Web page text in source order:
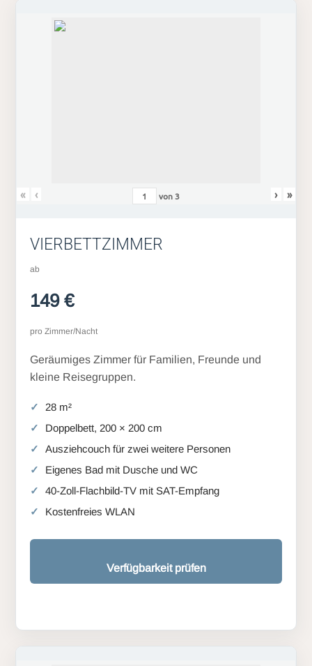
« ‹ von3 › »
VIERBETTZIMMER
ab
149 €
pro Zimmer/Nacht
Geräumiges Zimmer für Familien, Freunde und
kleine Reisegruppen.
28 m²
Doppelbett, 200 × 200 cm
Ausziehcouch für zwei weitere Personen
Eigenes Bad mit Dusche und WC
40-Zoll-Flachbild-TV mit SAT-Empfang
Kostenfreies WLAN
Verfügbarkeit prüfen